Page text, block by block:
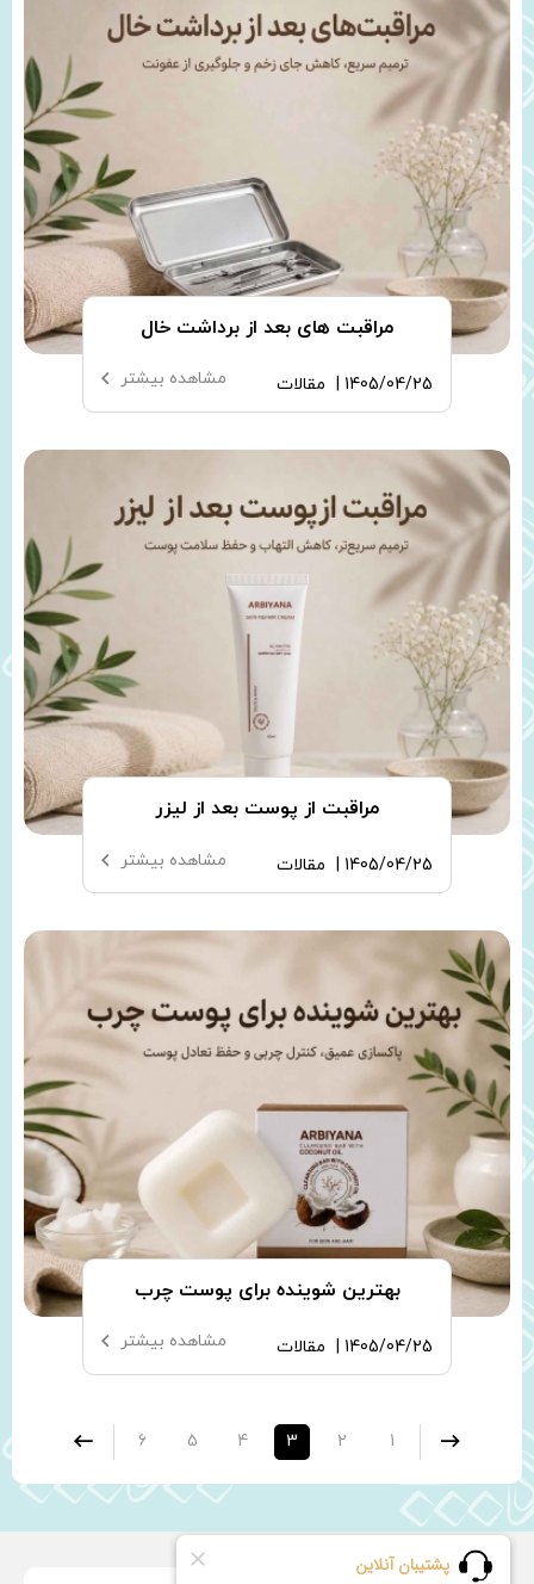
مراقبت های بعد از برداشت خال
1405/04/25 | مقالات مشاهده بیشتر
مراقبت از پوست بعد از لیزر
1405/04/25 | مقالات مشاهده بیشتر
بهترین شوینده برای پوست چرب
1405/04/25 | مقالات مشاهده بیشتر
1
2
3
4
5
6